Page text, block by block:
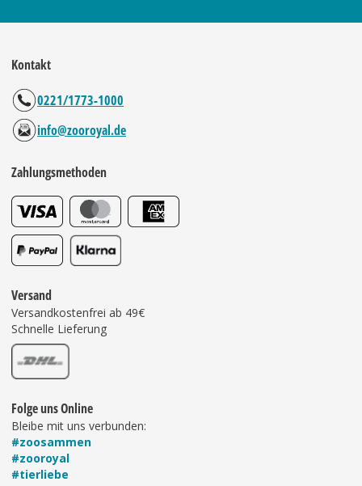
Kontakt
0221/1773-1000
info@zooroyal.de
Zahlungsmethoden
Versand
Versandkostenfrei ab 49€
Schnelle Lieferung
Folge uns Online
Bleibe mit uns verbunden:
#zoosammen
#zooroyal
#tierliebe